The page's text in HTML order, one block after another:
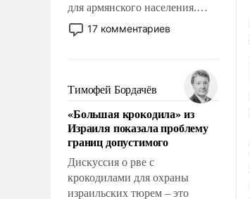
для армянского населения.
Мир, где политические
прожекты будут безусловно
налогоплательщиков и где
Еревану за свои поступки не
нужно отвечать.
17 комментариев
Тимофей Бордачёв
«Большая крокодила» из
Израиля показала проблему
границ допустимого
Дискуссия о рве с
крокодилами для охраны
израильских тюрем – это